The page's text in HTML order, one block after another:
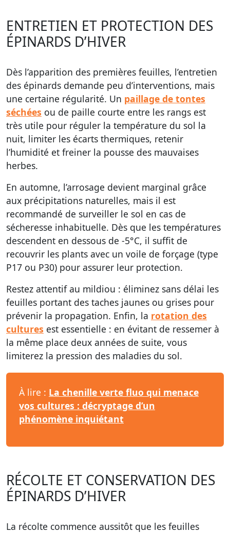
ENTRETIEN ET PROTECTION DES
ÉPINARDS D’HIVER
Dès l’apparition des premières feuilles, l’entretien
des épinards demande peu d’interventions, mais
une certaine régularité. Un paillage de tontes
séchées ou de paille courte entre les rangs est
très utile pour réguler la température du sol la
nuit, limiter les écarts thermiques, retenir
l’humidité et freiner la pousse des mauvaises
herbes.
En automne, l’arrosage devient marginal grâce
aux précipitations naturelles, mais il est
recommandé de surveiller le sol en cas de
sécheresse inhabituelle. Dès que les températures
descendent en dessous de -5°C, il suffit de
recouvrir les plants avec un voile de forçage (type
P17 ou P30) pour assurer leur protection.
Restez attentif au mildiou : éliminez sans délai les
feuilles portant des taches jaunes ou grises pour
prévenir la propagation. Enfin, la rotation des
cultures est essentielle : en évitant de ressemer à
la même place deux années de suite, vous
limiterez la pression des maladies du sol.
À lire : La chenille verte fluo qui menace
vos cultures : décryptage d’un
phénomène inquiétant
RÉCOLTE ET CONSERVATION DES
ÉPINARDS D’HIVER
La récolte commence aussitôt que les feuilles